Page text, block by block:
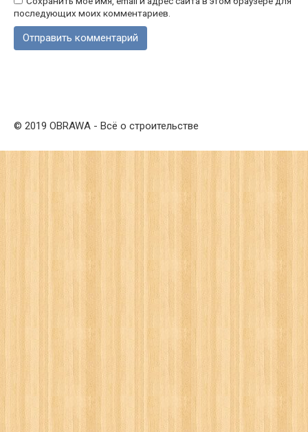
последующих моих комментариев.
© 2019 OBRAWA - Всё о строительстве